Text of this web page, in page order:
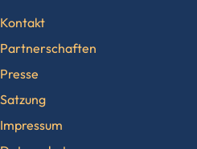
Kontakt
Partnerschaften
Presse
Satzung
Impressum